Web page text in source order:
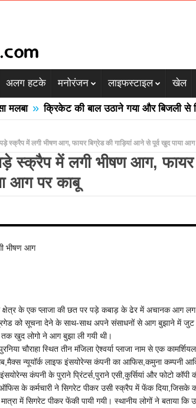
अलग हटके मनोरंजन लाइफस्टाइल खेल
» क्रिकेट की बाल उठाने गया और बिजली से चिपक
स्क्रैप में लगी भीषण आग, फायर बिग्रेड की गाड़ियां आने से पूर्व खुद पाया आग
स्क्रैप में लगी भीषण आग, फायर
आग पर काबू
क्षेत्र के एक प्लाजा की छत पर पड़े कबाड़ के ढेर में अचानक आग
को सूचना देने के साथ-साथ अपने संसाधनों से आग बुझाने में जुट
तक खुद लोगो ने आग बुझा ली गयी थी।
चौराहा स्थित तीन मंजिला ऐश्वर्या प्लाजा नाम से एक
न्यूयॉर्क लाइफ इंसयोरेन्स कंपनी का आफिस,कमुना कम्पनी
कंपनी के पुराने प्रिंटर्स,पुराने एसी,कुर्सियां और फोटो कॉपी
ऑफिस के कर्मचारी ने सिगरेट पीकर उसी स्क्रैप में फेंक
में सिगरेट पीकर फेंकी पायी गयी। स्थानीय लोगों ने बताया कि